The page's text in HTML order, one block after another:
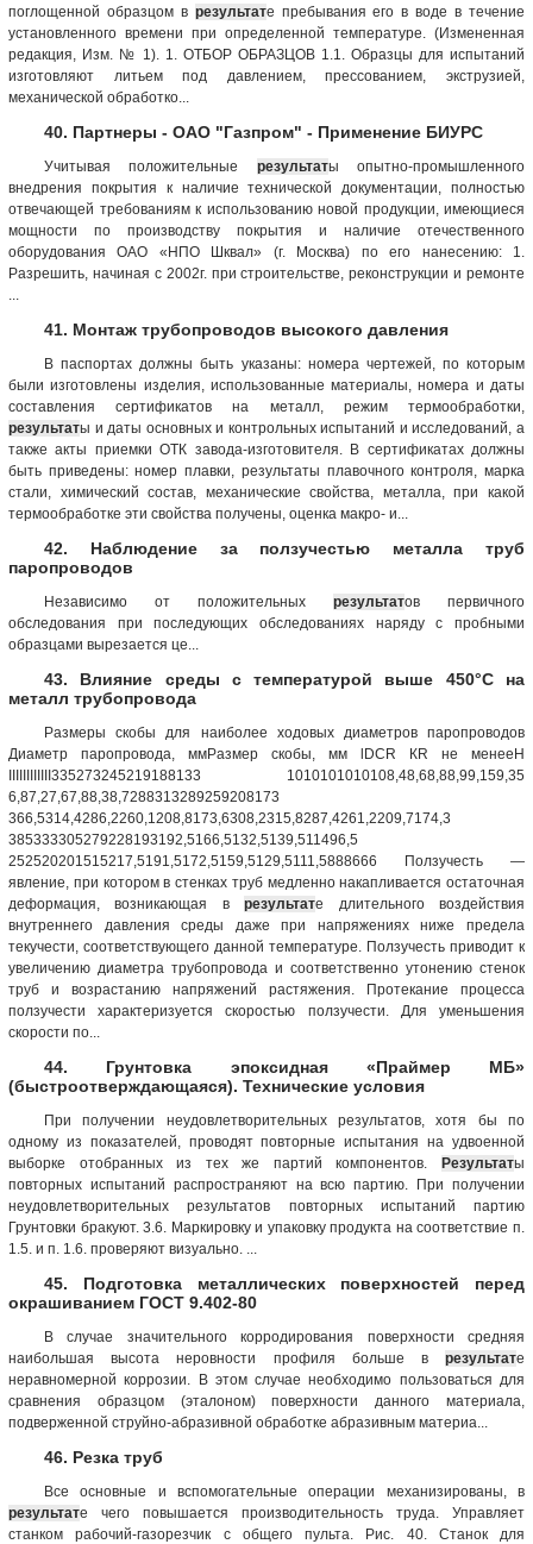
поглощенной образцом в результате пребывания его в воде в течение
установленного времени при определенной температуре. (Измененная
редакция, Изм. № 1). 1. ОТБОР ОБРАЗЦОВ 1.1. Образцы для испытаний
изготовляют литьем под давлением, прессованием, экструзией,
механической обработко...
40. Партнеры - ОАО "Газпром" - Применение БИУРС
Учитывая положительные результаты опытно-промышленного
внедрения покрытия к наличие технической документации, полностью
отвечающей требованиям к использованию новой продукции, имеющиеся
мощности по производству покрытия и наличие отечественного
оборудования ОАО «НПО Шквал» (г. Mоcква) по eго нанесению: 1.
Разрешить, начиная с 2002г. при строительстве, реконструкции и ремонте
41. Монтаж трубопроводов высокого давления
В паспортах должны быть указаны: номера чертежей, по которым
были изготовлены изделия, использованные материалы, номера и даты
составления сертификатов на металл, режим термообработки,
результаты и даты основных и контрольных испытаний и исследований, а
также акты приемки ОТК завода-изготовителя. В сертификатах должны
быть приведены: номер плавки, результаты плавочного контроля, марка
стали, химический состав, механические свойства, металла, при какой
термообработке эти свойства получены, оценка макро- и...
42. Наблюдение за ползучестью металла труб
паропроводов
Независимо от положительных результатов первичного
обследования при последующих обследованиях наряду с пробными
образцами вырезается це...
43. Влияние среды с температурой выше 450°С на
металл трубопровода
Размеры скобы для наиболее ходовых диаметров паропроводов
Диаметр паропровода, ммРазмер скобы, мм lDСR КR не менееH
IIIIIIIIIIII335273245219188133 1010101010108,48,68,88,99,159,35
6,87,27,67,88,38,7288313289259208173
366,5314,4286,2260,1208,8173,6308,2315,8287,4261,2209,7174,3
385333305279228193192,5166,5132,5139,511496,5
252520201515217,5191,5172,5159,5129,5111,5888666 Ползучесть —
явление, при котором в стенках труб медленно накапливается остаточная
деформация, возникающая врезультате длительного воздействия
внутреннего давления среды даже при напряжениях ниже предела
текучести, соответствующего данной температуре. Ползучесть приводит к
увеличению диаметра трубопровода и соответственно утонению стенок
труб и возрастанию напряжений растяжения. Протекание процесса
ползучести характеризуется скоростью ползучести. Для уменьшения
скорости по...
44. Грунтовка эпоксидная «Праймер МБ»
(быстроотверждающаяся). Технические условия
При получении неудовлетворительных результатов, хотя бы по
одному из показателей, проводят повторные испытания на удвоенной
выборке отобранных из тех же партий компонентов. Результаты
повторных испытаний распространяют на всю партию. При получении
неудовлетворительных результатов повторных испытаний партию
Грунтовки бракуют. 3.6. Маркировку и упаковку продукта на соответствие п.
1.5. и п. 1.6. проверяют визуально. ...
45. Подготовка металлических поверхностей перед
окрашиванием ГОСТ 9.402-80
В случае значительного корродирования поверхности средняя
наибольшая высота неровности профиля больше в результате
неравномерной коррозии. В этом случае необходимо пользоваться для
сравнения образцом (эталоном) поверхности данного материала,
подверженной струйно-абразивной обработке абразивным материа...
46. Резка труб
Все основные и вспомогательные операции механизированы, в
результате чего повышается производительность труда. Управляет
станком рабочий-газорезчик с общего пульта. Рис. 40. Станок для